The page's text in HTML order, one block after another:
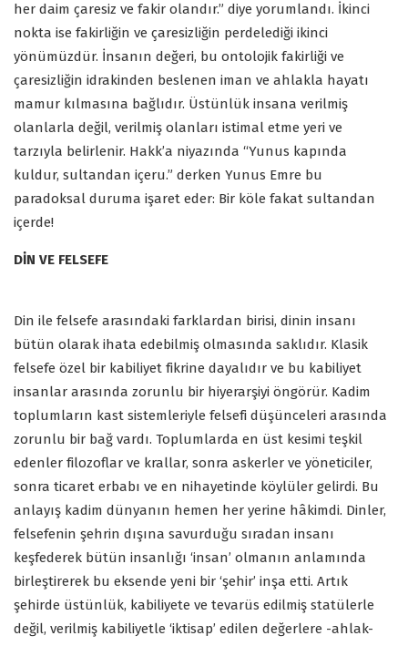
her daim çaresiz ve fakir olandır.” diye yorumlandı. İkinci
nokta ise fakirliğin ve çaresizliğin perdelediği ikinci
yönümüzdür. İnsanın değeri, bu ontolojik fakirliği ve
çaresizliğin idrakinden beslenen iman ve ahlakla hayatı
mamur kılmasına bağlıdır. Üstünlük insana verilmiş
olanlarla değil, verilmiş olanları istimal etme yeri ve
tarzıyla belirlenir. Hakk’a niyazında “Yunus kapında
kuldur, sultandan içeru.” derken Yunus Emre bu
paradoksal duruma işaret eder: Bir köle fakat sultandan
içerde!
DİN VE FELSEFE
Din ile felsefe arasındaki farklardan birisi, dinin insanı
bütün olarak ihata edebilmiş olmasında saklıdır. Klasik
felsefe özel bir kabiliyet fikrine dayalıdır ve bu kabiliyet
insanlar arasında zorunlu bir hiyerarşiyi öngörür. Kadim
toplumların kast sistemleriyle felsefi düşünceleri arasında
zorunlu bir bağ vardı. Toplumlarda en üst kesimi teşkil
edenler filozoflar ve krallar, sonra askerler ve yöneticiler,
sonra ticaret erbabı ve en nihayetinde köylüler gelirdi. Bu
anlayış kadim dünyanın hemen her yerine hâkimdi. Dinler,
felsefenin şehrin dışına savurduğu sıradan insanı
keşfederek bütün insanlığı ‘insan’ olmanın anlamında
birleştirerek bu eksende yeni bir ‘şehir’ inşa etti. Artık
şehirde üstünlük, kabiliyete ve tevarüs edilmiş statülerle
değil, verilmiş kabiliyetle ‘iktisap’ edilen değerlere -ahlak-